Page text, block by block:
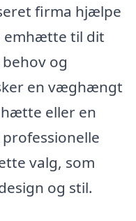
firma hjælpe
emhætte til dit
og
en væghængt
eller en
valg, som
og stil.